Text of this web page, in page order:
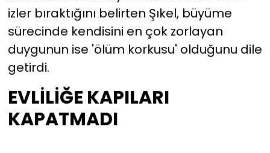
izler bıraktığını belirten Şıkel, büyüme
sürecinde kendisini en çok zorlayan
duygunun ise 'ölüm korkusu' olduğunu dile
getirdi.
EVLİLİĞE KAPILARI
KAPATMADI